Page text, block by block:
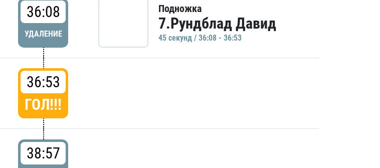
36:08
УДАЛЕНИЕ
Подножка
7.Рундблад Давид
45 секунд / 36:08 - 36:53
36:53
ГОЛ!!!
38:57